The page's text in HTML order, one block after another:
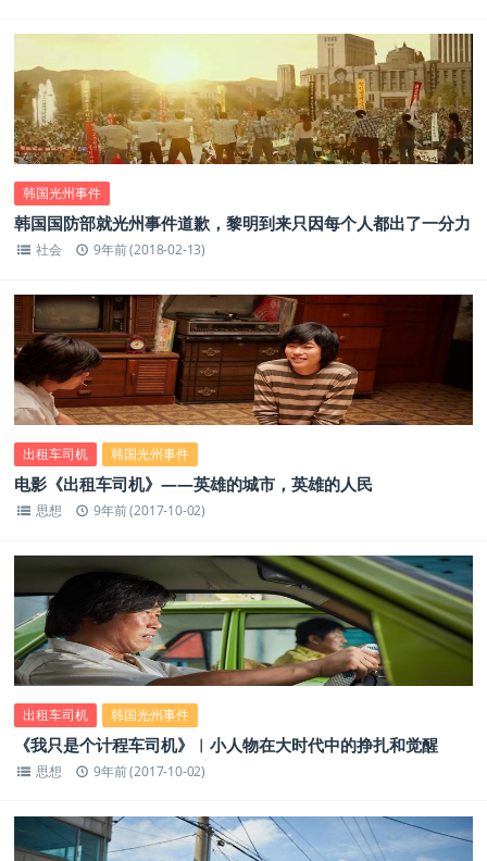
韩国光州事件
韩国国防部就光州事件道歉，黎明到来只因每个人都出了一分力
社会 9年前 (2018-02-13)
出租车司机 韩国光州事件
电影《出租车司机》——英雄的城市，英雄的人民
思想 9年前 (2017-10-02)
出租车司机 韩国光州事件
《我只是个计程车司机》︱小人物在大时代中的挣扎和觉醒
思想 9年前 (2017-10-02)